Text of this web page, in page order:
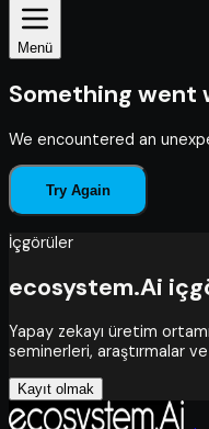
Menü
Something went
We encountered an
Try Again
İçgörüler
ecosystem.Ai
Yapay zekayı üretim
seminerleri, araştırmalar
Kayıt olmak